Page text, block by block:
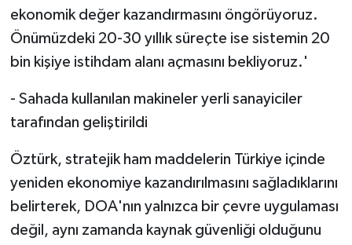
ekonomik değer kazandırmasını öngörüyoruz.
Önümüzdeki 20-30 yıllık süreçte ise sistemin 20
bin kişiye istihdam alanı açmasını bekliyoruz.'
- Sahada kullanılan makineler yerli sanayiciler
tarafından geliştirildi
Öztürk, stratejik ham maddelerin Türkiye içinde
yeniden ekonomiye kazandırılmasını sağladıklarını
belirterek, DOA'nın yalnızca bir çevre uygulaması
değil, aynı zamanda kaynak güvenliği olduğunu